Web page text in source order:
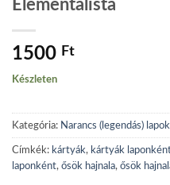
Elementalista
1500 Ft
Készleten
Kategória: Narancs (legendás) lapok
Címkék: kártyák, kártyák
laponként, ősök hajnala, ősök